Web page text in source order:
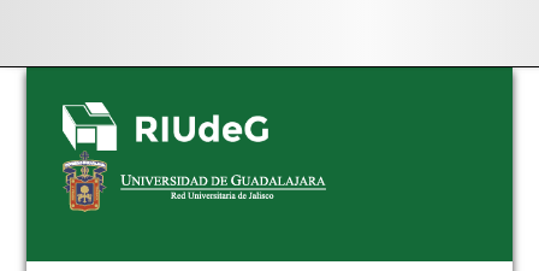
Skip
navigation